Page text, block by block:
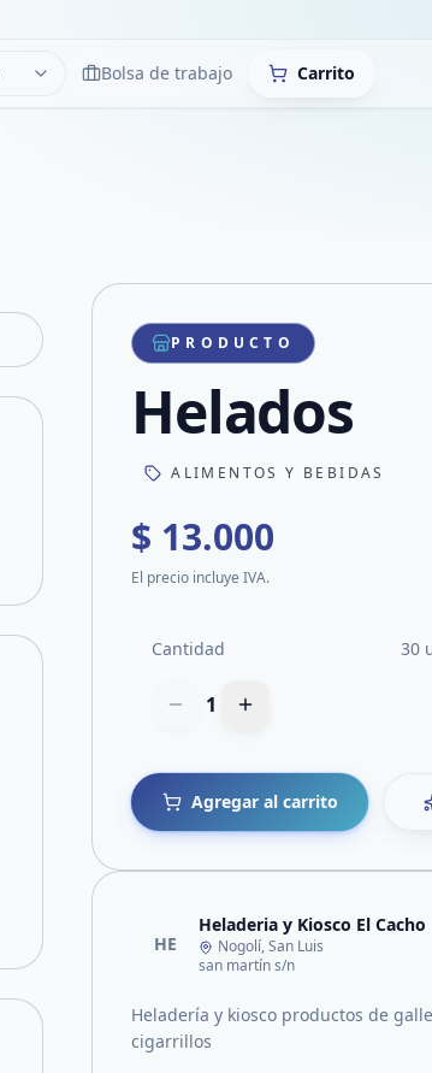
LimpiarBolsa de trabajo Carrito
PRODUCTO
Helados
ALIMENTOS Y BEBIDAS
$ 13.000
El precio incluye IVA.
Cantidad 30
1
Agregar al carrito
HE
Heladeria y Kiosco El Cacho
Nogolí, San Luis
san martín s/n
Heladería y kiosco productos de
cigarrillos